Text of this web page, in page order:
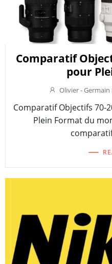
Comparatif
pour
Olivier -
Comparatif Objectifs 70-
Plein Format du